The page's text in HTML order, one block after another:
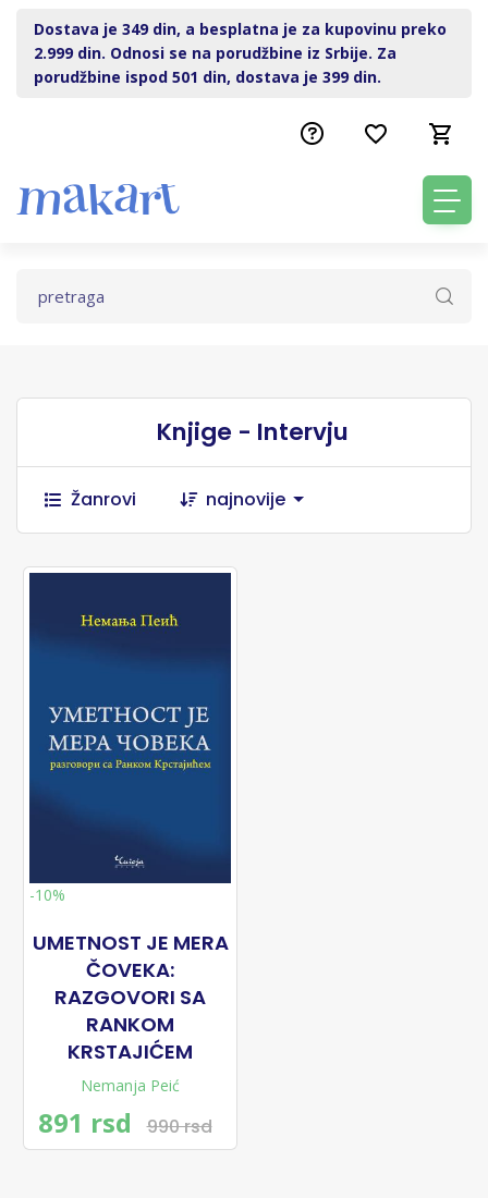
Dostava je 349 din, a besplatna je za kupovinu preko
2.999 din. Odnosi se na porudžbine iz Srbije. Za
porudžbine ispod 501 din, dostava je 399 din.
Knjige - Intervju
Žanrovi najnovije
-10%
UMETNOST JE MERA
ČOVEKA:
RAZGOVORI SA
RANKOM
KRSTAJIĆEM
Nemanja Peić
891 rsd 990 rsd